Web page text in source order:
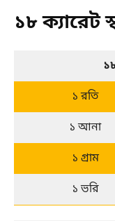
১৮ ক্যারেট
১ রতি
১ আনা
১ গ্রাম
১ ভরি